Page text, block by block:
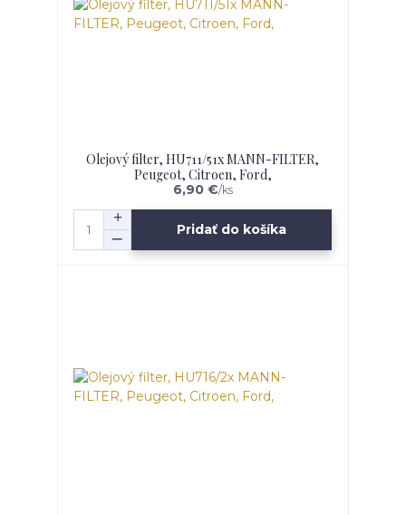
Olejový filter, HU711/51x MANN-FILTER,
Peugeot, Citroen, Ford,
6,90 €/ks
Pridať do košíka